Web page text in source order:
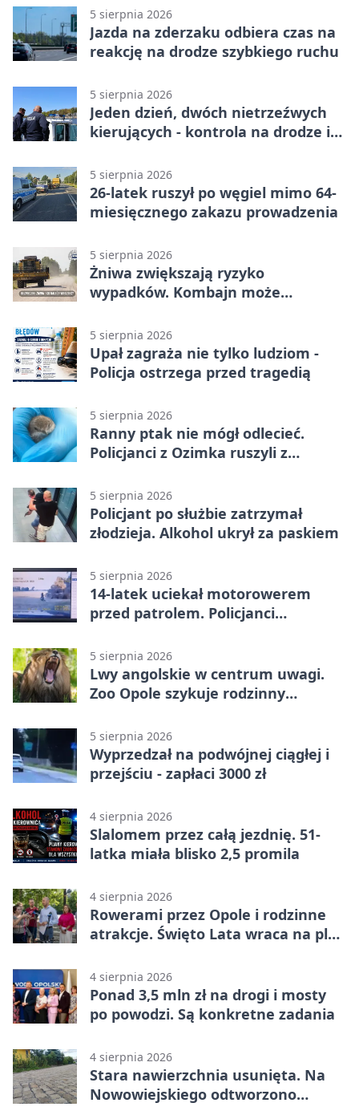
5 sierpnia 2026
Jazda na zderzaku odbiera czas na
reakcję na drodze szybkiego ruchu
5 sierpnia 2026
Jeden dzień, dwóch nietrzeźwych
kierujących - kontrola na drodze i
5 sierpnia 2026
26-latek ruszył po węgiel mimo 64-
miesięcznego zakazu prowadzenia
5 sierpnia 2026
Żniwa zwiększają ryzyko
wypadków. Kombajn może
5 sierpnia 2026
Upał zagraża nie tylko ludziom -
Policja ostrzega przed tragedią
5 sierpnia 2026
Ranny ptak nie mógł odlecieć.
Policjanci z Ozimka ruszyli z
5 sierpnia 2026
Policjant po służbie zatrzymał
złodzieja. Alkohol ukrył za paskiem
5 sierpnia 2026
14-latek uciekał motorowerem
przed patrolem. Policjanci
5 sierpnia 2026
Lwy angolskie w centrum uwagi.
Zoo Opole szykuje rodzinny
5 sierpnia 2026
Wyprzedzał na podwójnej ciągłej i
przejściu - zapłaci 3000 zł
4 sierpnia 2026
Slalomem przez całą jezdnię. 51-
latka miała blisko 2,5 promila
4 sierpnia 2026
Rowerami przez Opole i rodzinne
atrakcje. Święto Lata wraca na plac
4 sierpnia 2026
Ponad 3,5 mln zł na drogi i mosty
po powodzi. Są konkretne zadania
4 sierpnia 2026
Stara nawierzchnia usunięta. Na
Nowowiejskiego odtworzono